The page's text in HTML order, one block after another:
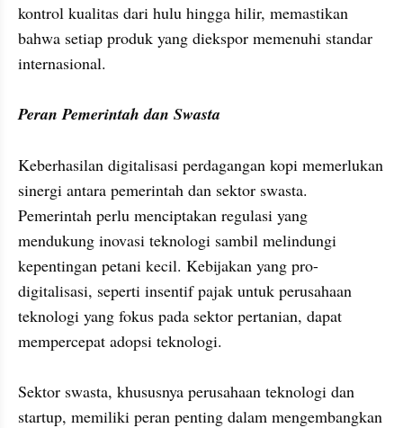
kontrol kualitas dari hulu hingga hilir, memastikan
bahwa setiap produk yang diekspor memenuhi standar
internasional.
Peran Pemerintah dan Swasta
Keberhasilan digitalisasi perdagangan kopi memerlukan
sinergi antara pemerintah dan sektor swasta.
Pemerintah perlu menciptakan regulasi yang
mendukung inovasi teknologi sambil melindungi
kepentingan petani kecil. Kebijakan yang pro-
digitalisasi, seperti insentif pajak untuk perusahaan
teknologi yang fokus pada sektor pertanian, dapat
mempercepat adopsi teknologi.
Sektor swasta, khususnya perusahaan teknologi dan
startup, memiliki peran penting dalam mengembangkan